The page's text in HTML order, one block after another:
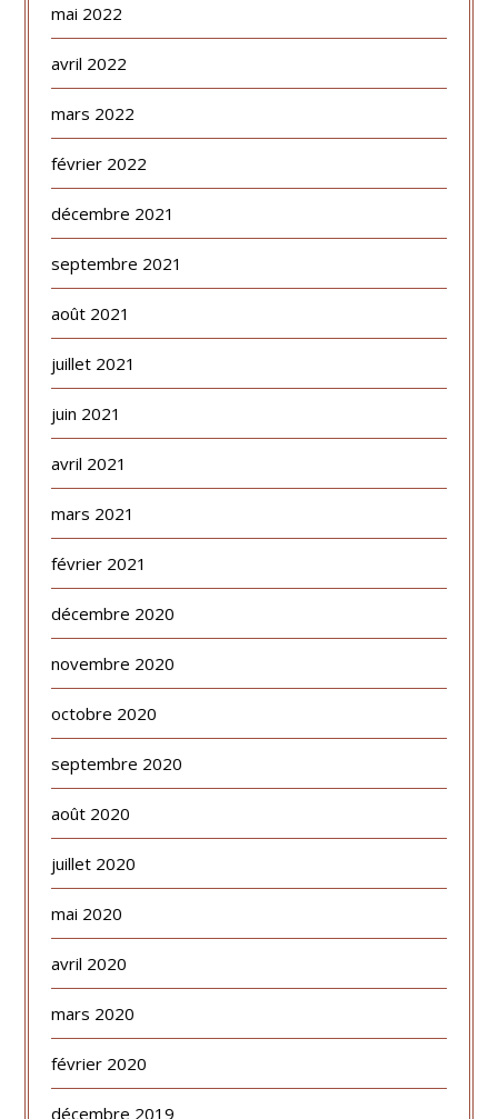
mai 2022
avril 2022
mars 2022
février 2022
décembre 2021
septembre 2021
août 2021
juillet 2021
juin 2021
avril 2021
mars 2021
février 2021
décembre 2020
novembre 2020
octobre 2020
septembre 2020
août 2020
juillet 2020
mai 2020
avril 2020
mars 2020
février 2020
décembre 2019